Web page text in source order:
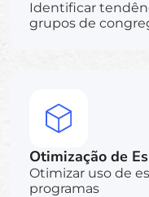
Identificar
grupos de
Otimização de
Otimizar uso de
programas